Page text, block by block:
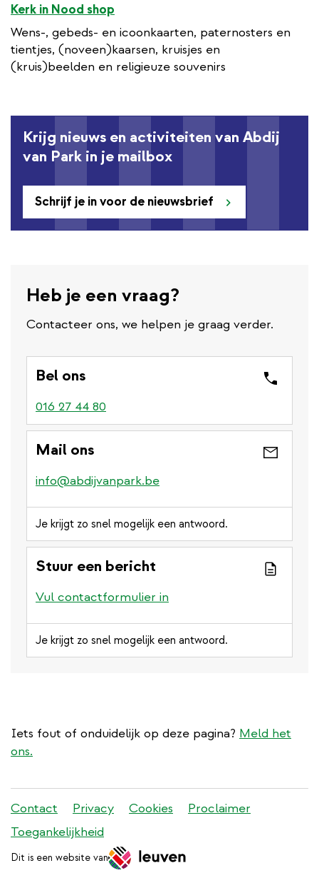
Kerk in Nood shop
Wens-, gebeds- en icoonkaarten, paternosters en
tientjes, (noveen)kaarsen, kruisjes en
(kruis)beelden en religieuze souvenirs
Schrijf je in voor de nieuwsbrief
Krijg nieuws en activiteiten van Abdij
van Park in je mailbox
Heb je een vraag?
Contacteer ons, we helpen je graag verder.
Bel ons
016 27 44 80
Mail ons
info@abdijvanpark.be
Je krijgt zo snel mogelijk een antwoord.
Stuur een bericht
Vul contactformulier in
Je krijgt zo snel mogelijk een antwoord.
Iets fout of onduidelijk op deze pagina? Meld het
ons.
Stadleuven
footer
menu
Contact Privacy Cookies
Proclaimer
Toegankelijkheid
Dit is een website van